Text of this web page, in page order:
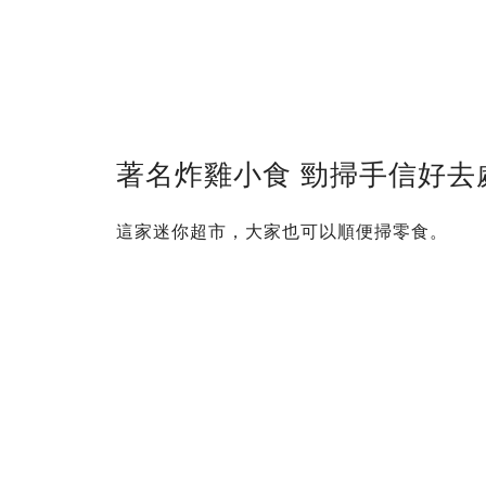
著名炸雞小食 勁掃手信好去
這家迷你超市，大家也可以順便掃零食。